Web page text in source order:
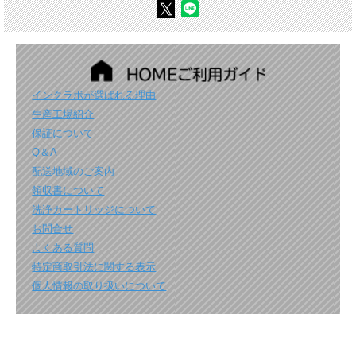
インクラボが選ばれる理由
生産工場紹介
保証について
Q＆A
配送地域のご案内
領収書について
洗浄カートリッジについて
お問合せ
よくある質問
特定商取引法に関する表示
個人情報の取り扱いについて